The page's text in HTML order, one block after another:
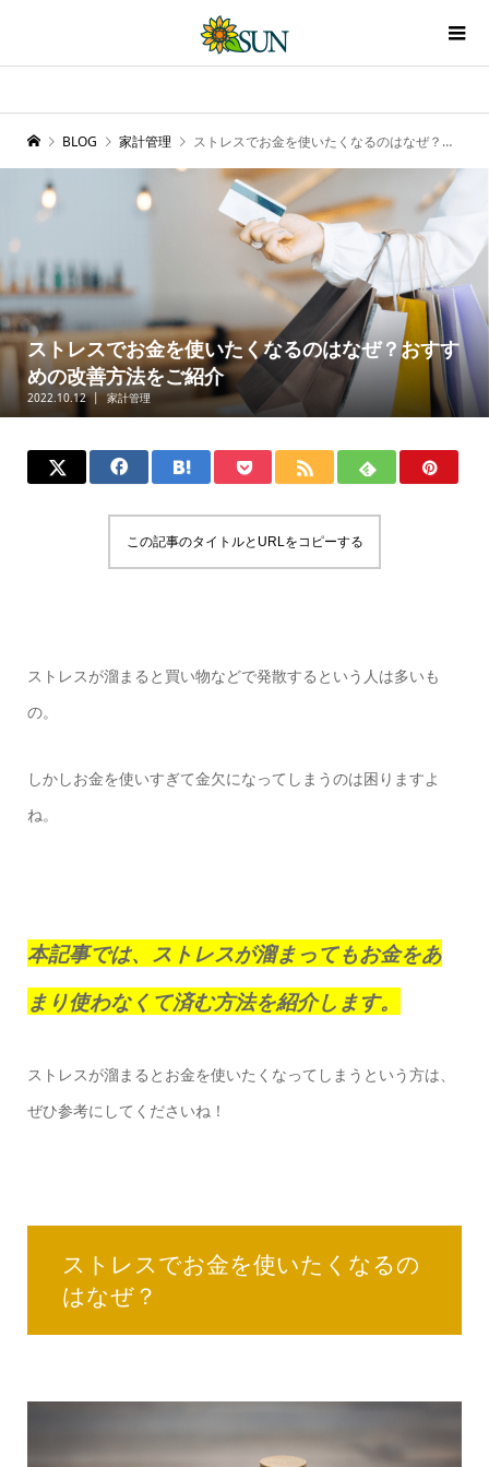
BLOG 家計管理 ストレスでお金を使いたくなるのはなぜ？おすすめの改善方法をご紹介
ストレスでお金を使いたくなるのはなぜ？おすす
めの改善方法をご紹介
2022.10.12 家計管理
この記事のタイトルとURLをコピーする
ストレスが溜まると買い物などで発散するという人は多いも
の。
しかしお金を使いすぎて金欠になってしまうのは困りますよ
ね。
本記事では、ストレスが溜まってもお金をあ
まり使わなくて済む方法を紹介します。
ストレスが溜まるとお金を使いたくなってしまうという方は、
ぜひ参考にしてくださいね！
ストレスでお金を使いたくなるの
はなぜ？